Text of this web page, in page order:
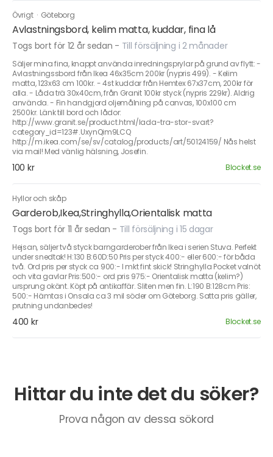
Övrigt · Göteborg
Avlastningsbord, kelim matta, kuddar, fina lå
Togs bort för 12 år sedan - Till försäljning i 2 månader
Säljer mina fina, knappt använda inredningsprylar på grund av flytt: -
Avlastningssbord från Ikea 46x35cm 200kr (nypris 499). - Kelim
matta, 123x63 cm 100kr. - 4st kuddar från Hemtex 67x37cm, 200kr för
alla. - Låda trä 30x40cm, från Granit 100kr styck (nypris 229kr). Aldrig
använda. - Fin handgjord oljemålning på canvas, 100x100 cm
2500kr. Länk till bord och lådor:
http://www.granit.se/product.html/lada-tra-stor-svart?
category_id=123#.UxynQim9LCQ
http://m.ikea.com/se/sv/catalog/products/art/50124159/ Nås helst
via mail! Med vänlig hälsning, Josefin.
100 kr Blocket.se
Hyllor och skåp
Garderob,Ikea,Stringhylla,Orientalisk matta
Togs bort för 11 år sedan - Till försäljning i 15 dagar
Hejsan, säljer två styck barngarderober från Ikea i serien Stuva. Perfekt
under snedtak! H:130 B:60D:50 Pris per styck 400:- eller 600:- för båda
två. Ord pris per styck ca 900:- I mkt fint skick! Stringhylla Pocket valnöt
och vita gavlar Pris:500:- ord pris 975:- Orientalisk matta (kelim?)
ursprung okänt. Köpt på antikaffär. Sliten men fin. L:190 B:128cm Pris:
500:- Hämtas i Onsala ca 3 mil söder om Göteborg. Satta pris gäller,
prutning undanbedes!
400 kr Blocket.se
Hittar du inte det du söker?
Prova någon av dessa sökord